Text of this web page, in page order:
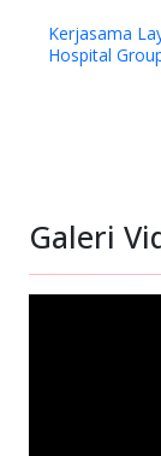
Kerjasama
Hospital
Galeri